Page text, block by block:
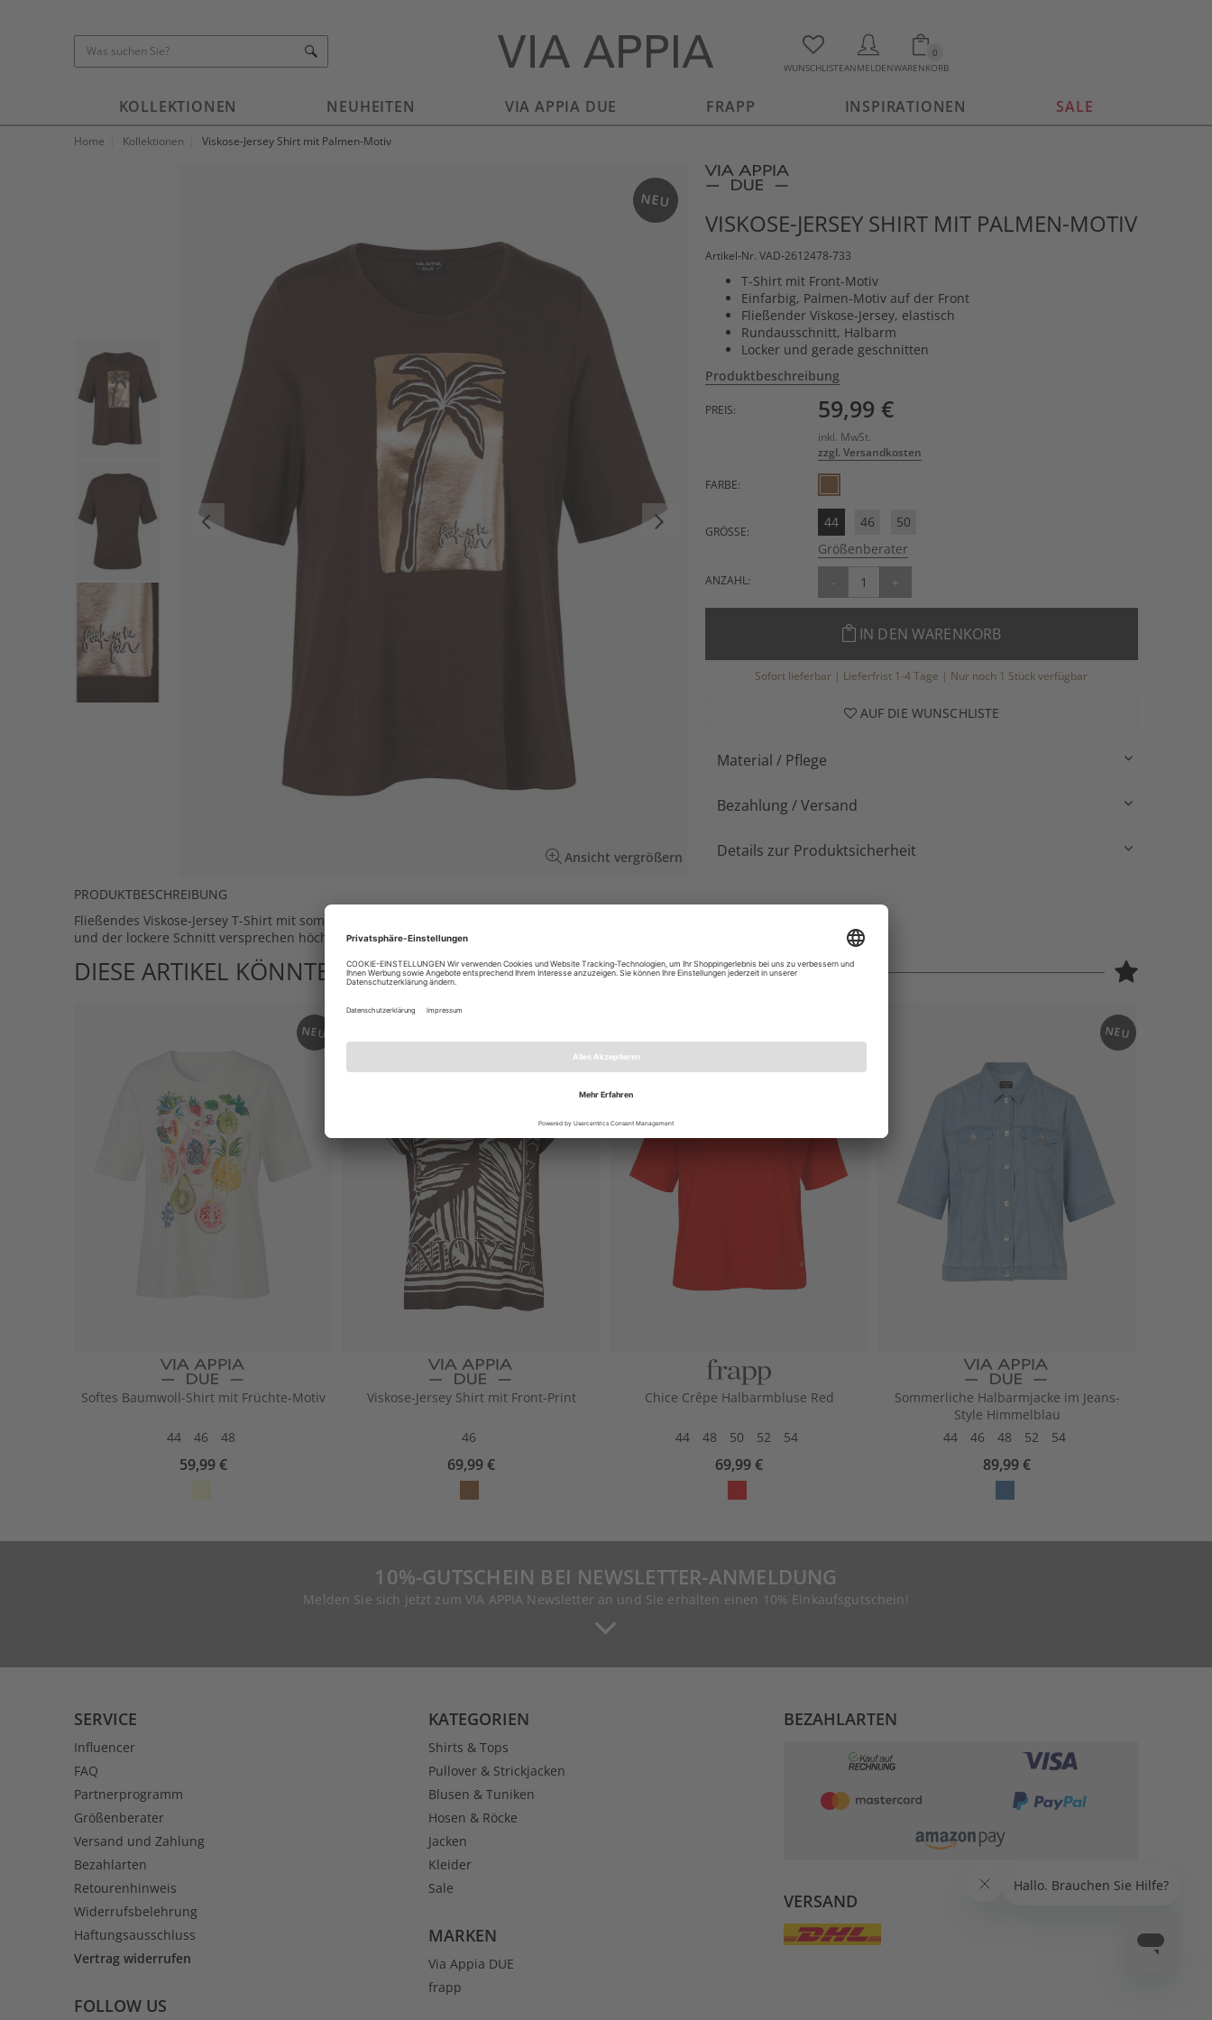
WUNSCHLISTEANMELDEN
0
WARENKORB
KOLLEKTIONEN NEUHEITEN VIA APPIA DUE FRAPP INSPIRATIONEN SALE
Home Kollektionen Viskose-Jersey Shirt mit Palmen-Motiv
NEU
Ansicht vergrößern
PRODUKTBESCHREIBUNG
Fließendes Viskose-Jersey T-Shirt mit sommerlichem Palmen-Motiv auf der Front. Die hohe Qualität
und der lockere Schnitt versprechen höchste Tragekomfort.
VISKOSE-JERSEY SHIRT MIT PALMEN-MOTIV
Artikel-Nr. VAD-2612478-733
T-Shirt mit Front-Motiv
Einfarbig, Palmen-Motiv auf der Front
Fließender Viskose-Jersey, elastisch
Rundausschnitt, Halbarm
Locker und gerade geschnitten
Produktbeschreibung
PREIS: 59,99 €
inkl. MwSt.
zzgl. Versandkosten
FARBE:
GRÖSSE:
44 46
50
Größenberater
ANZAHL: - +
IN DEN WARENKORB
Sofort lieferbar | Lieferfrist 1-4 Tage | Nur noch 1 Stück verfügbar
AUF DIE WUNSCHLISTE
Material / Pflege
Bezahlung / Versand
Details zur Produktsicherheit
DIESE ARTIKEL KÖNNTEN IHNEN AUCH GEFALLEN
NEU
Softes Baumwoll-Shirt mit Früchte-Motiv
44 46 48
59,99 €
Viskose-Jersey Shirt mit Front-Print
46
69,99 €
Chice Crêpe Halbarmbluse Red
44 48 50 52 54
69,99 €
NEU
Sommerliche Halbarmjacke im Jeans-
Style Himmelblau
44
46 48 52 54
89,99 €
10%-GUTSCHEIN BEI NEWSLETTER-ANMELDUNG
Melden Sie sich jetzt zum VIA APPIA Newsletter an und Sie erhalten einen 10% Einkaufsgutschein!
SERVICE
Influencer
FAQ
Partnerprogramm
Größenberater
Versand und Zahlung
Bezahlarten
Retourenhinweis
Widerrufsbelehrung
Haftungsausschluss
Vertrag widerrufen
FOLLOW US
KATEGORIEN
Shirts & Tops
Pullover & Strickjacken
Blusen & Tuniken
Hosen & Röcke
Jacken
Kleider
Sale
MARKEN
Via Appia DUE
frapp
BEZAHLARTEN
VERSAND